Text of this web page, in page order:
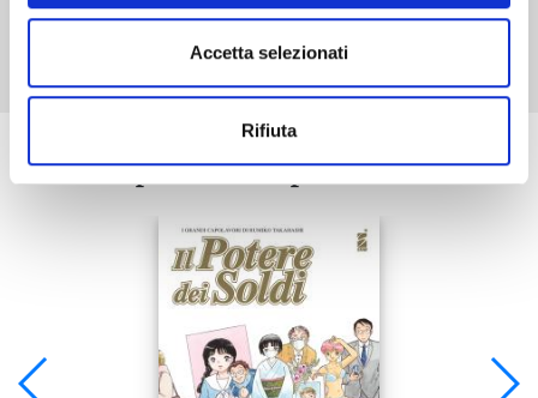
Accetta selezionati
Rifiuta
Mostra tutto
Se ti è piaciuto prova anche: